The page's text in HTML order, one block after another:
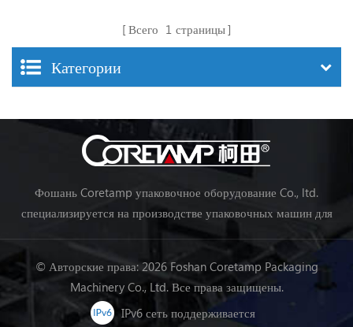
Всего 1 страницы
Категории
Фошань Coretamp упаковочное оборудование Co., ltd.
специализируется на производстве упаковочных машин для
подушек, вертикальных упаковочных машин, упаковочных
машин для линий пищевой промышленности, упаковочных
машин для овощей, упаковочные машины и др.
© Авторские права: 2026 Foshan Coretamp Packaging
Machinery Co., Ltd. Все права защищены.
IPv6 сеть поддерживается